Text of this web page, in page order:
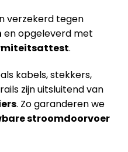
verzekerd tegen
en opgeleverd met
.
kabels, stekkers,
zijn uitsluitend van
. Zo garanderen we
stroomdoorvoer